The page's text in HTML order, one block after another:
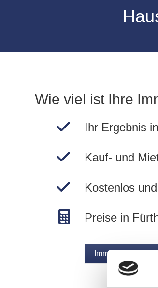
Wie viel ist Ihre
Ihr Ergebnis
Kauf- und
Kostenlos
Preise in
Immobilie jetzt